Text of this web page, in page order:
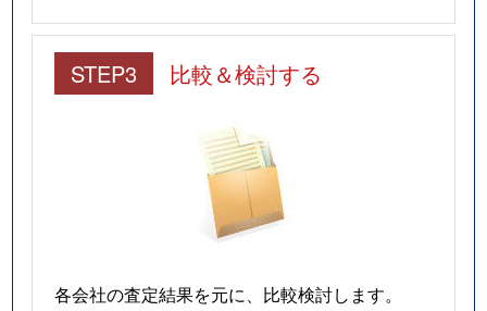
STEP3 比較＆検討する
各会社の査定結果を元に、比較検討します。